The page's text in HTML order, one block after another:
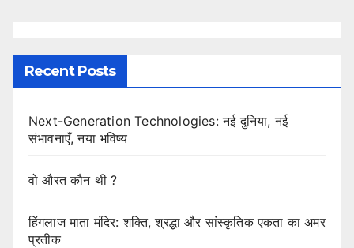
Recent Posts
Next-Generation Technologies: नई दुनिया, नई
संभावनाएँ, नया भविष्य
वो औरत कौन थी ?
हिंगलाज माता मंदिर: शक्ति, श्रद्धा और सांस्कृतिक एकता का अमर
प्रतीक